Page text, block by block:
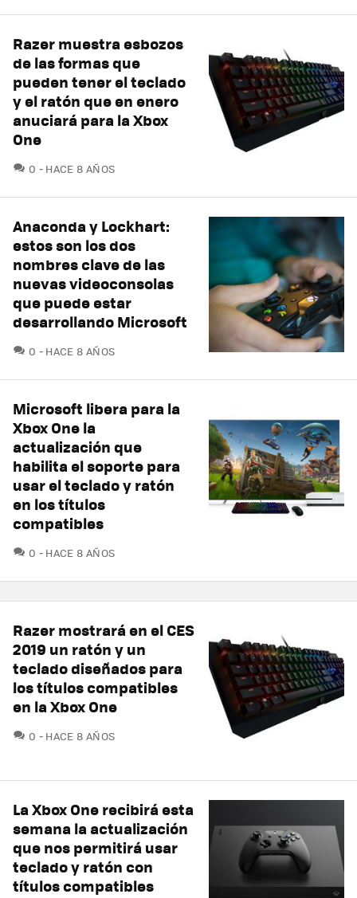
Razer muestra esbozos
de las formas que
pueden tener el teclado
y el ratón que en enero
anuciará para la Xbox
One
0 COMENTARIOS
HACE 8 AÑOS
Anaconda y Lockhart:
estos son los dos
nombres clave de las
nuevas videoconsolas
que puede estar
desarrollando Microsoft
0 COMENTARIOS
HACE 8 AÑOS
Microsoft libera para la
Xbox One la
actualización que
habilita el soporte para
usar el teclado y ratón
en los títulos
compatibles
0 COMENTARIOS
HACE 8 AÑOS
Razer mostrará en el CES
2019 un ratón y un
teclado diseñados para
los títulos compatibles
en la Xbox One
0 COMENTARIOS
HACE 8 AÑOS
La Xbox One recibirá esta
semana la actualización
que nos permitirá usar
teclado y ratón con
títulos compatibles